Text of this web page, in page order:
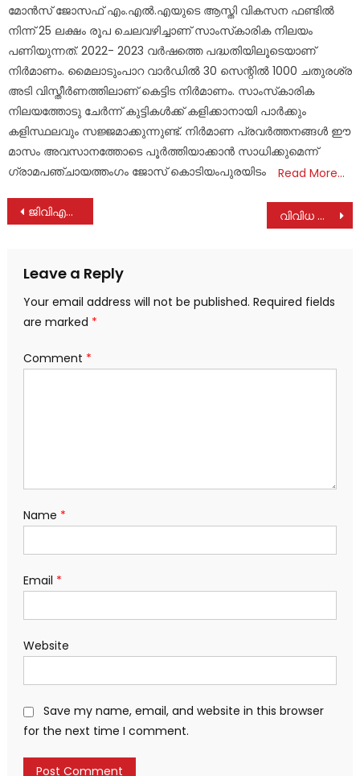
മോൻസ് ജോസഫ് എം.എൽ.എയുടെ ആസ്തി വികസന ഫണ്ടിൽ
നിന്ന് 25 ലക്ഷം രൂപ ചെലവഴിച്ചാണ് സാംസ്‌കാരിക നിലയം
പണിയുന്നത്. 2022- 2023 വർഷത്തെ പദ്ധതിയിലൂടെയാണ്
നിർമാണം. മൈലാടുംപാറ വാർഡിൽ 30 സെന്റിൽ 1000 ചതുരശ്ര
അടി വിസ്തീർണത്തിലാണ് കെട്ടിട നിർമാണം. സാംസ്‌കാരിക
നിലയത്തോടു ചേർന്ന് കുട്ടികൾക്ക് കളിക്കാനായി പാർക്കും
കളിസ്ഥലവും സജ്ജമാക്കുന്നുണ്ട്. നിർമാണ പ്രവർത്തനങ്ങൾ ഈ
മാസം അവസാനത്തോടെ പൂർത്തിയാക്കാൻ സാധിക്കുമെന്ന്
ഗ്രാമപഞ്ചായത്തംഗം ജോസ് കൊടിയംപുരയിടം
Read More…
Post
ജിവിഎച്ച്എസ് എസ് മുരിക്കും വയൽ; ശിശുദിനാഘോഷം -2024 വിവിധ അപകടങ്ങളിൽ 3 പേർ‌ക്ക് പരുക്ക്
Leave a Reply
Your email address will not be published. Required fields
are marked *
Comment *
Name *
Email *
Website
Save my name, email, and website in this browser
for the next time I comment.